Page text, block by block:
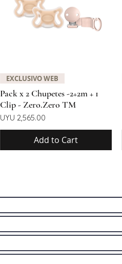
Quick View
EXCLUSIVO WEB
Pack x 2 Chupetes -2+2m + 1
Clip - Zero.Zero TM
Price
UYU 2,565.00
Add to Cart